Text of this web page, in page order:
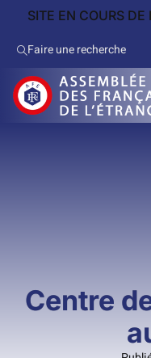
SITE EN COURS
Faire une recherche
Centre